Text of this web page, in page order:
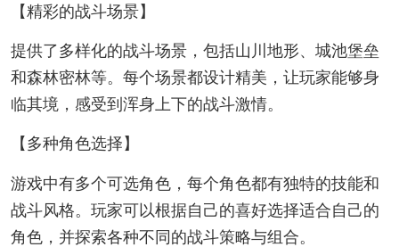
【精彩的战斗场景】
提供了多样化的战斗场景，包括山川地形、城池堡垒
和森林密林等。每个场景都设计精美，让玩家能够身
临其境，感受到浑身上下的战斗激情。
【多种角色选择】
游戏中有多个可选角色，每个角色都有独特的技能和
战斗风格。玩家可以根据自己的喜好选择适合自己的
角色，并探索各种不同的战斗策略与组合。